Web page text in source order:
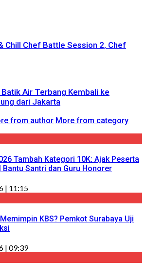
Chill Chef Battle Session 2, Chef
Air Terbang Kembali ke
dari Jakarta
from author More from category
Tambah Kategori 10K: Ajak Peserta
Bantu Santri dan Guru Honorer
| 11:15
KBS? Pemkot Surabaya Uji
| 09:39